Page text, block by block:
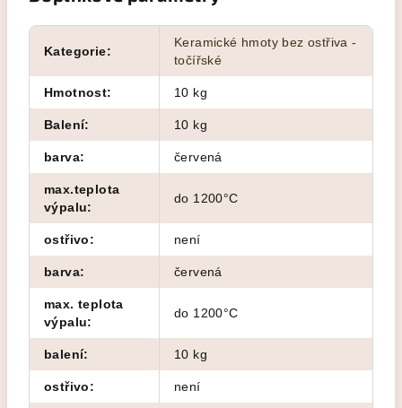
Kategorie:
Keramické hmoty bez ostřiva -
točířské
Hmotnost: 10 kg
Balení: 10 kg
barva: červená
max.teplota
výpalu:
do 1200°C
ostřivo: není
barva: červená
max. teplota
výpalu:
do 1200°C
balení: 10 kg
ostřivo: není